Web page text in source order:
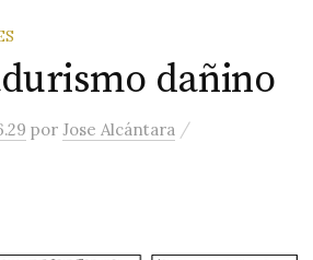
dañino
porJose Alcántara /